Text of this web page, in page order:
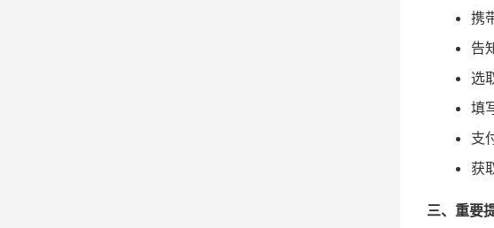
携
告
选
填
支
获
三、重要